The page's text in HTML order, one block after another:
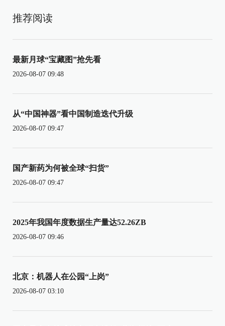
推荐阅读
最新月球“宝藏图”抢先看
2026-08-07 09:48
从“中国神器”看中国制造迭代升级
2026-08-07 09:47
国产新药为何被全球“扫货”
2026-08-07 09:47
2025年我国年度数据生产量达52.26ZB
2026-08-07 09:46
北京：机器人在公园“上岗”
2026-08-07 03:10